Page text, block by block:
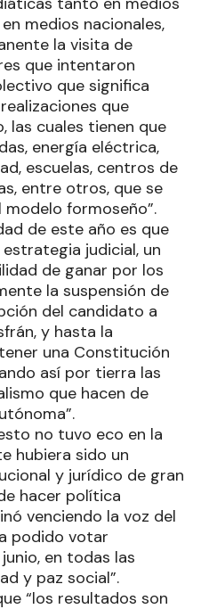
medios nacionales,
la visita de
que intentaron
que significa
que
las cuales tienen que
energía eléctrica,
escuelas, centros de
entre otros, que se
formoseño”.
de este año es que
judicial, un
de ganar por los
la suspensión de
del candidato a
y hasta la
una Constitución
así por tierra las
que hacen de
no tuvo eco en la
hubiera sido un
y jurídico de gran
hacer política
venciendo la voz del
podido votar
en todas las
y paz social”.
“los resultados son